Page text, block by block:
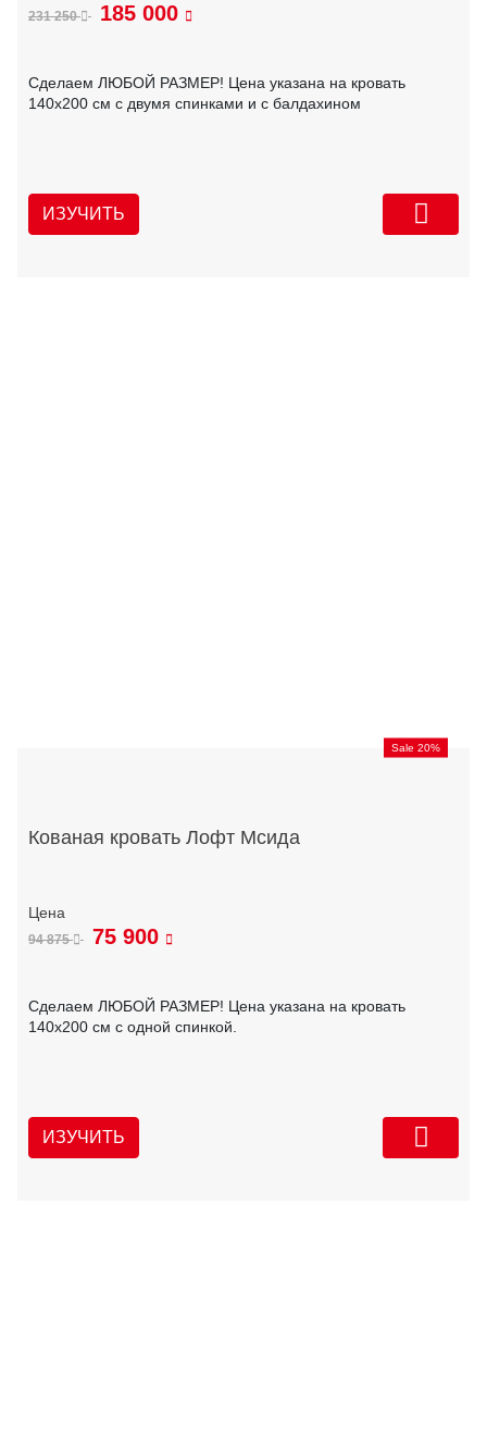
231 250 185 000
Сделаем ЛЮБОЙ РАЗМЕР! Цена указана на кровать
140х200 см с двумя спинками и с балдахином
ИЗУЧИТЬ
Sale 20%
Кованая кровать Лофт Мсида
94 875 75 900
Сделаем ЛЮБОЙ РАЗМЕР! Цена указана на кровать
140х200 см с одной спинкой.
ИЗУЧИТЬ